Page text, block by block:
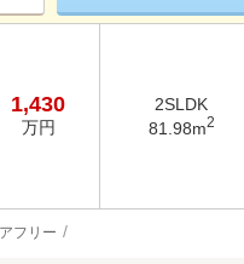
1,430
万円
2SLDK
81.98m2
フリー